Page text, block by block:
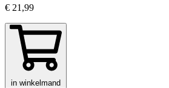
€ 21,99
in winkelmand